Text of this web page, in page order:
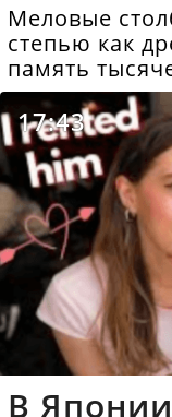
Меловые
степью как
память
17:43
В